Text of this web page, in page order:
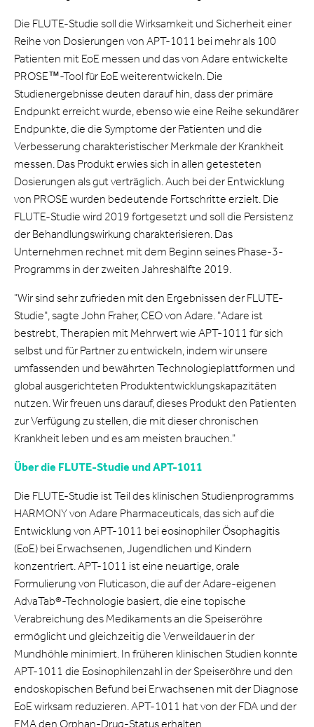
Die FLUTE-Studie soll die Wirksamkeit und Sicherheit einer
Reihe von Dosierungen von APT-1011 bei mehr als 100
Patienten mit EoE messen und das von Adare entwickelte
PROSE™-Tool für EoE weiterentwickeln. Die
Studienergebnisse deuten darauf hin, dass der primäre
Endpunkt erreicht wurde, ebenso wie eine Reihe sekundärer
Endpunkte, die die Symptome der Patienten und die
Verbesserung charakteristischer Merkmale der Krankheit
messen. Das Produkt erwies sich in allen getesteten
Dosierungen als gut verträglich. Auch bei der Entwicklung
von PROSE wurden bedeutende Fortschritte erzielt. Die
FLUTE-Studie wird 2019 fortgesetzt und soll die Persistenz
der Behandlungswirkung charakterisieren. Das
Unternehmen rechnet mit dem Beginn seines Phase-3-
Programms in der zweiten Jahreshälfte 2019.
"Wir sind sehr zufrieden mit den Ergebnissen der FLUTE-
Studie", sagte John Fraher, CEO von Adare. "Adare ist
bestrebt, Therapien mit Mehrwert wie APT-1011 für sich
selbst und für Partner zu entwickeln, indem wir unsere
umfassenden und bewährten Technologieplattformen und
global ausgerichteten Produktentwicklungskapazitäten
nutzen. Wir freuen uns darauf, dieses Produkt den Patienten
zur Verfügung zu stellen, die mit dieser chronischen
Krankheit leben und es am meisten brauchen."
Über die FLUTE-Studie und APT-1011
Die FLUTE-Studie ist Teil des klinischen Studienprogramms
HARMONY von Adare Pharmaceuticals, das sich auf die
Entwicklung von APT-1011 bei eosinophiler Ösophagitis
(EoE) bei Erwachsenen, Jugendlichen und Kindern
konzentriert. APT-1011 ist eine neuartige, orale
Formulierung von Fluticason, die auf der Adare-eigenen
AdvaTab®-Technologie basiert, die eine topische
Verabreichung des Medikaments an die Speiseröhre
ermöglicht und gleichzeitig die Verweildauer in der
Mundhöhle minimiert. In früheren klinischen Studien konnte
APT-1011 die Eosinophilenzahl in der Speiseröhre und den
endoskopischen Befund bei Erwachsenen mit der Diagnose
EoE wirksam reduzieren. APT-1011 hat von der FDA und der
EMA den Orphan-Drug-Status erhalten.